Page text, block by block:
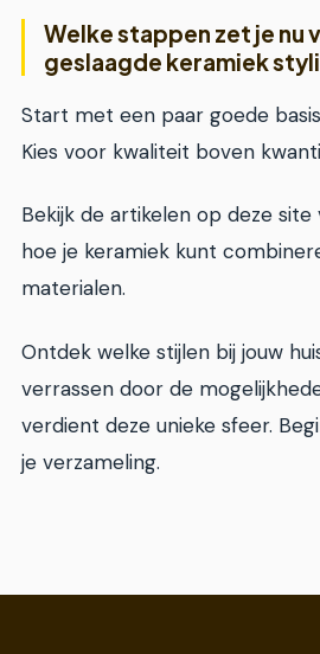
Welke stappen zet je nu
geslaagde keramiek
Start met een paar goede
Kies voor kwaliteit boven
Bekijk de artikelen op deze
hoe je keramiek kunt
materialen.
Ontdek welke stijlen bij jouw
verrassen door de
verdient deze unieke sfeer.
je verzameling.